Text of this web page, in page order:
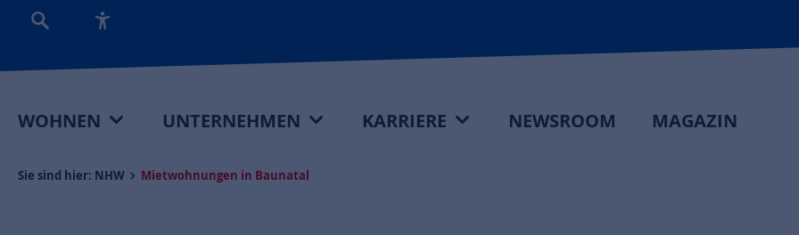
WOHNEN UNTERNEHMEN KARRIERE NEWSROOM MAGAZIN
Sie sind hier: NHW Mietwohnungen in Baunatal